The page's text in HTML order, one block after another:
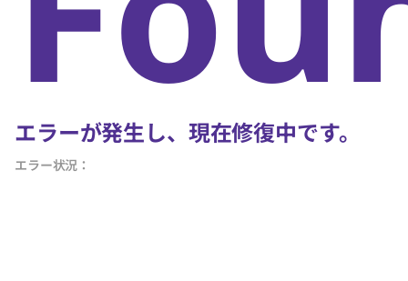
エラーが発生し、現在修復中です。
エラー状況：